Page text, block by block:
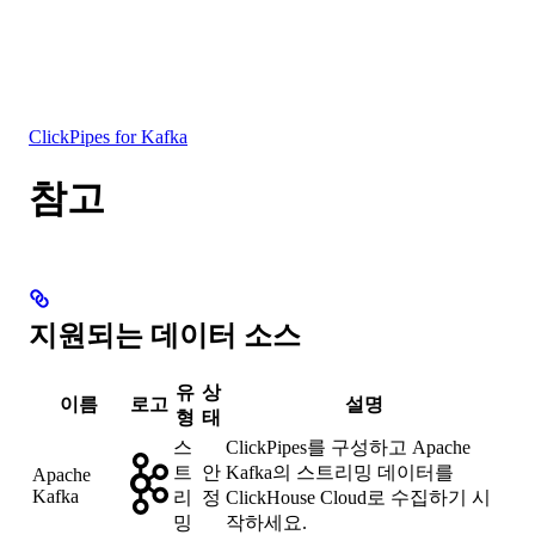
ClickPipes for Kafka
참고
지원되는 데이터 소스
이름 로고
유
형
상
태
설명
Apache
Kafka
스
트
리
밍
안
정
ClickPipes를 구성하고 Apache
Kafka의 스트리밍 데이터를
ClickHouse Cloud로 수집하기 시
작하세요.